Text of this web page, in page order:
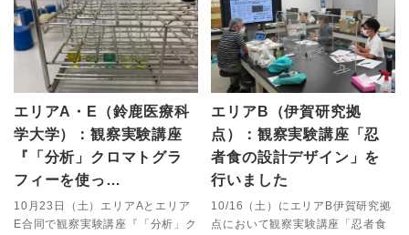
エリアA・E（鈴鹿医療科
学大学）：観察実験講座
『「分析」クロマトグラ
フィーを使っ…
10月23日（土）エリアAとエリア
E合同で観察実験講座『「分析」ク
エリアB（伊賀研究拠
点）：観察実験講座「忍
者食の設計デザイン」を
行いました
10/16（土）にエリアB伊賀研究拠
点において観察実験講座「忍者食